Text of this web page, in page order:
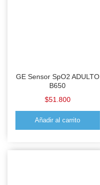
GE Sensor SpO2 ADULTO
B650
$51.800
Añadir al carrito